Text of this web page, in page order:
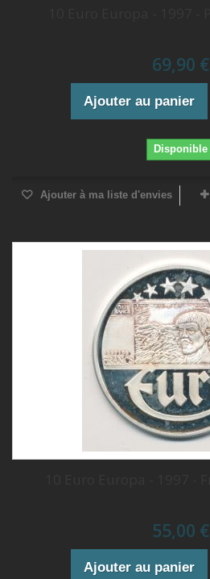
69,90 €
Ajouter au panier
Disponible
Ajouter à ma liste d'envies
55,00 €
Ajouter au panier